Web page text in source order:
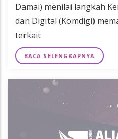
Damai) menilai langkah
dan Digital (Komdigi)
terkait
BACA SELENGKAPNYA